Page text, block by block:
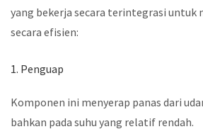
yang bekerja secara terintegrasi untuk
secara efisien:
1. Penguap
Komponen ini menyerap panas dari
bahkan pada suhu yang relatif rendah.